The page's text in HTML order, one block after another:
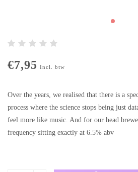
€7,95 Incl. btw
Over the years, we realised that there is a
process where the science stops being just
feel more like music. And for our head
frequency sitting exactly at 6.5% abv